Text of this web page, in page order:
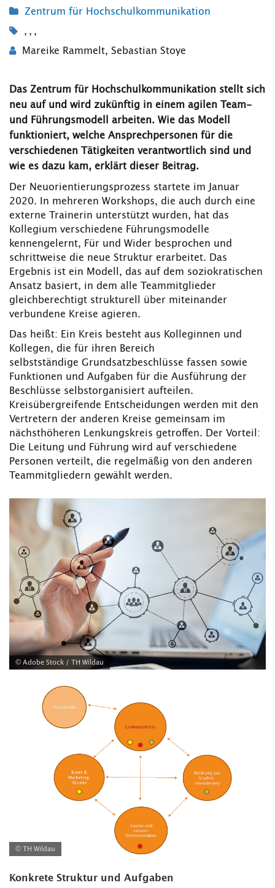
Zentrum für Hochschulkommunikation
, , ,
Mareike Rammelt, Sebastian Stoye
Das Zentrum für Hochschulkommunikation stellt sich
neu auf und wird zukünftig in einem agilen Team-
und Führungsmodell arbeiten. Wie das Modell
funktioniert, welche Ansprechpersonen für die
verschiedenen Tätigkeiten verantwortlich sind und
wie es dazu kam, erklärt dieser Beitrag.
Der Neuorientierungsprozess startete im Januar
2020. In mehreren Workshops, die auch durch eine
externe Trainerin unterstützt wurden, hat das
Kollegium verschiedene Führungsmodelle
kennengelernt, Für und Wider besprochen und
schrittweise die neue Struktur erarbeitet. Das
Ergebnis ist ein Modell, das auf dem soziokratischen
Ansatz basiert, in dem alle Teammitglieder
gleichberechtigt strukturell über miteinander
verbundene Kreise agieren.
Das heißt: Ein Kreis besteht aus Kolleginnen und
Kollegen, die für ihren Bereich
selbstständige Grundsatzbeschlüsse fassen sowie
Funktionen und Aufgaben für die Ausführung der
Beschlüsse selbstorganisiert aufteilen.
Kreisübergreifende Entscheidungen werden mit den
Vertretern der anderen Kreise gemeinsam im
nächsthöheren Lenkungskreis getroffen. Der Vorteil:
Die Leitung und Führung wird auf verschiedene
Personen verteilt, die regelmäßig von den anderen
Teammitgliedern gewählt werden.
© Adobe Stock / TH Wildau
© TH Wildau
Konkrete Struktur und Aufgaben